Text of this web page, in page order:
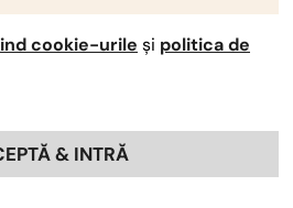
la limită și să obții cele
cookie-urile și politica de
& INTRĂ